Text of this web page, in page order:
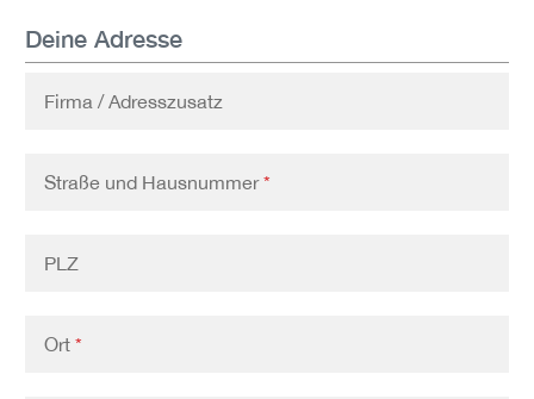
Deine Adresse
Firma / Adresszusatz
Straße und Hausnummer*
PLZ
Ort *